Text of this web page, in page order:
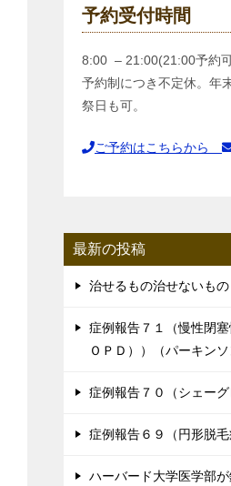
予約受付時間
8:00 – 21:00(21:00予約
予約制につき不定休。年
祭日も可。
ご予約はこちらから
最新の投稿
治せるもの治せないもの
症例報告７１（慢性閉
ＯＰＤ））（パーキンソ
症例報告７０（シェーグ
症例報告６９（円形脱毛
ハーバード大学医学部